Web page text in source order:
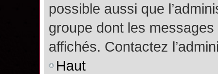
possible aussi que
groupe dont les
affichés. Contactez
Haut